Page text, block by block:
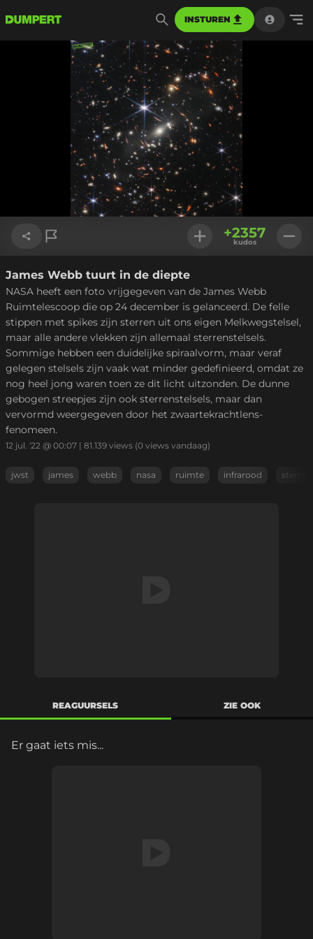
INSTUREN
Link kopiëren
+2357
kudos
James Webb tuurt in de diepte
NASA heeft een foto vrijgegeven van de James Webb
Ruimtelescoop die op 24 december is gelanceerd. De felle
stippen met spikes zijn sterren uit ons eigen Melkwegstelsel,
maar alle andere vlekken zijn allemaal sterrenstelsels.
Sommige hebben een duidelijke spiraalvorm, maar veraf
gelegen stelsels zijn vaak wat minder gedefinieerd, omdat ze
nog heel jong waren toen ze dit licht uitzonden. De dunne
gebogen streepjes zijn ook sterrenstelsels, maar dan
vervormd weergegeven door het zwaartekrachtlens-
fenomeen.
12 jul. '22 @ 00:07 | 81.139 views (0 views vandaag)
jwst james webb nasa ruimte infrarood
REAGUURSELS ZIE OOK
Er gaat iets mis...